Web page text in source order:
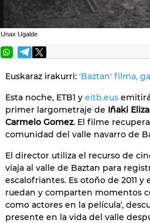
Unax Ugalde
Euskaraz irakurri: 'Baztan' filma,
Esta noche, ETB1 y eitb.eus
primer largometraje de Iñaki
Carmelo Gomez. El filme
comunidad del valle navarro de
El director utiliza el recurso de
viaja al valle de Baztan para
escalofriantes. Es otoño de 2011
ruedan y comparten momentos
como actores en la película',
presente en la vida del valle